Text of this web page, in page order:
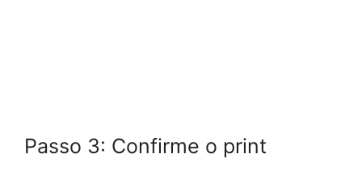
Passo 3: Confirme o print